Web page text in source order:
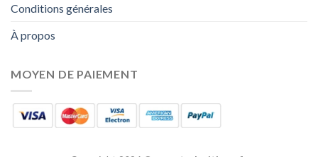
Conditions générales
À propos
MOYEN DE PAIEMENT